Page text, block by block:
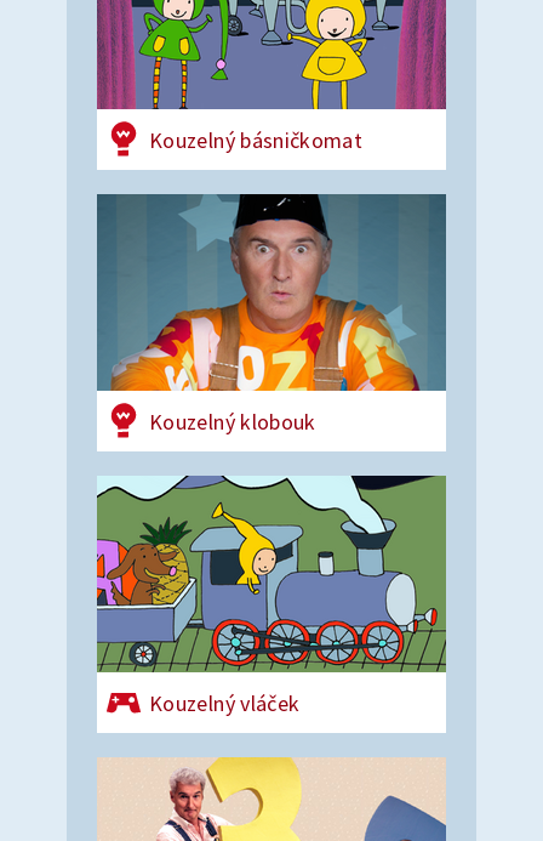
Kouzelný básničkomat
Kouzelný klobouk
Kouzelný vláček